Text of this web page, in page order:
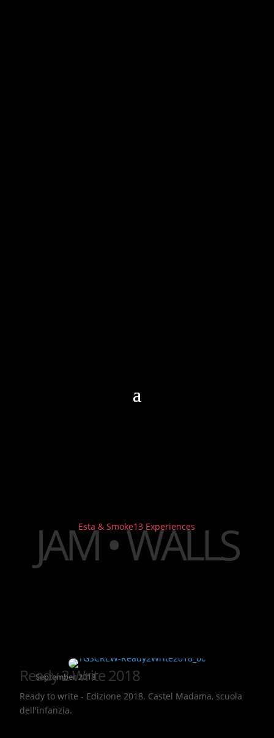
Esta & Smoke13 Experiences
JAM•WALLS
September 2018
Ready 2 Write 2018
Ready to write - Edizione 2018. Castel Madama, scuola
dell'infanzia.